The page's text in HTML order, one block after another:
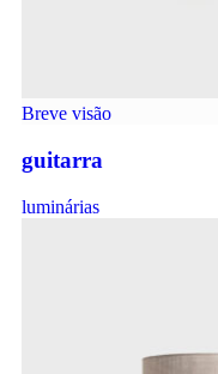
Breve visão
guitarra
luminárias